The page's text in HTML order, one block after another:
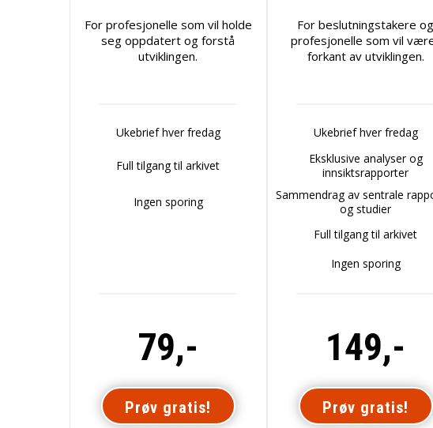
For profesjonelle som vil holde
seg oppdatert og forstå
utviklingen.
Ukebrief hver fredag
Full tilgang til arkivet
Ingen sporing
79,-
Prøv gratis!
For beslutningstakere og
profesjonelle som vil
forkant av utviklingen.
Ukebrief hver fredag
Eksklusive analyser og
innsiktsrapporter
Sammendrag av sentrale
og studier
Full tilgang til arkivet
Ingen sporing
149,-
Prøv gratis!